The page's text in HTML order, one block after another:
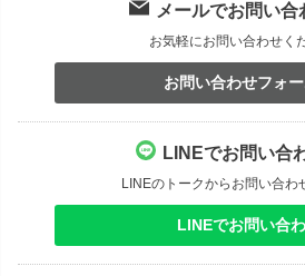
メールでお問い合
お気軽にお問い合わせく
お問い合わせフォ
LINEでお問い合
LINEのトークからお問い合わ
LINEでお問い合